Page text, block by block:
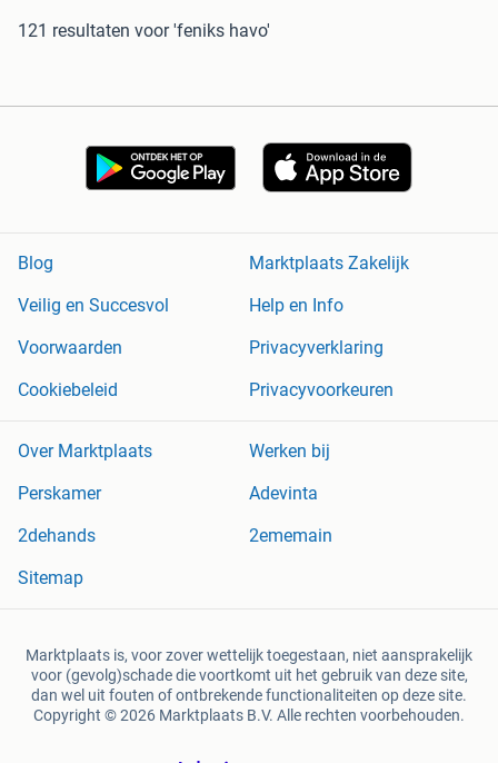
121 resultaten voor 'feniks havo'
Blog
Marktplaats Zakelijk
Veilig en Succesvol
Help en Info
Voorwaarden
Privacyverklaring
Cookiebeleid
Privacyvoorkeuren
Over Marktplaats
Werken bij
Perskamer
Adevinta
2dehands
2ememain
Sitemap
Marktplaats is, voor zover wettelijk toegestaan, niet aansprakelijk
voor (gevolg)schade die voortkomt uit het gebruik van deze site,
dan wel uit fouten of ontbrekende functionaliteiten op deze site.
Copyright © 2026 Marktplaats B.V. Alle rechten voorbehouden.